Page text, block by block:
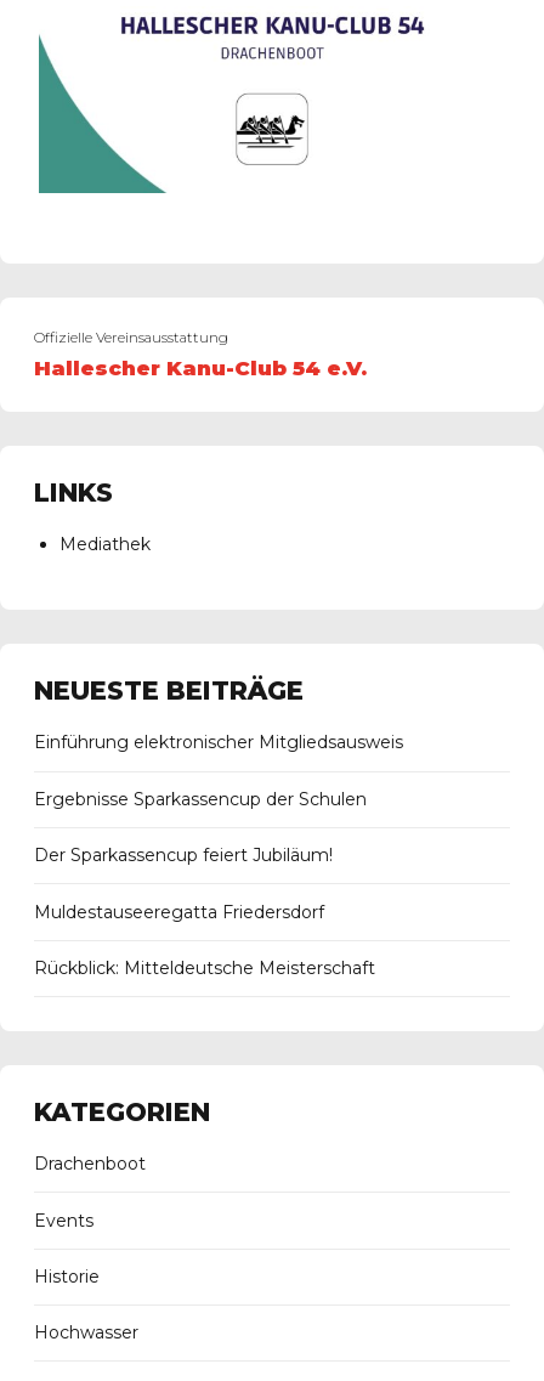
Offizielle Vereinsausstattung
Hallescher Kanu-Club 54 e.V.
LINKS
Mediathek
NEUESTE BEITRÄGE
Einführung elektronischer Mitgliedsausweis
Ergebnisse Sparkassencup der Schulen
Der Sparkassencup feiert Jubiläum!
Muldestauseeregatta Friedersdorf
Rückblick: Mitteldeutsche Meisterschaft
KATEGORIEN
Drachenboot
Events
Historie
Hochwasser